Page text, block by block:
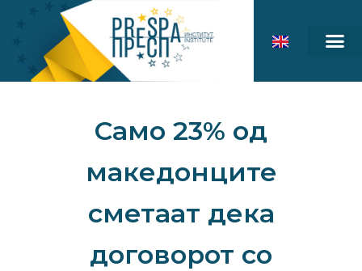
Само 23% од
македонците
сметаат дека
договорот со